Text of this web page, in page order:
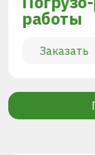
работы
Заказать